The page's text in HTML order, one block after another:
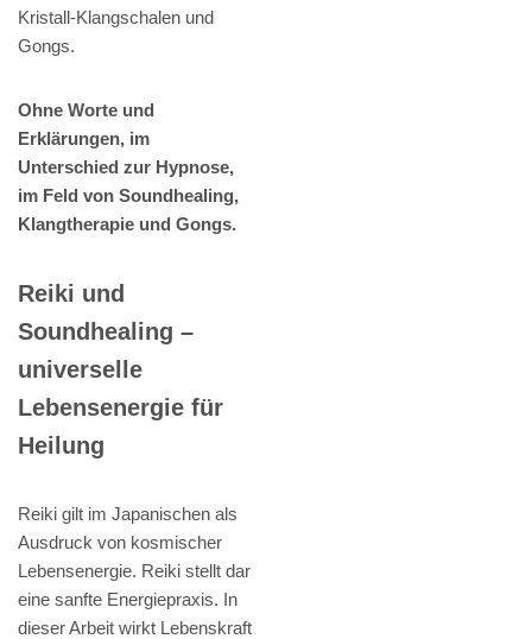
Kristall-Klangschalen und
Gongs.
Ohne Worte und
Erklärungen, im
Unterschied zur Hypnose,
im Feld von Soundhealing,
Klangtherapie und Gongs.
Reiki und
Soundhealing –
universelle
Lebensenergie für
Heilung
Reiki gilt im Japanischen als
Ausdruck von kosmischer
Lebensenergie. Reiki stellt dar
eine sanfte Energiepraxis. In
dieser Arbeit wirkt Lebenskraft